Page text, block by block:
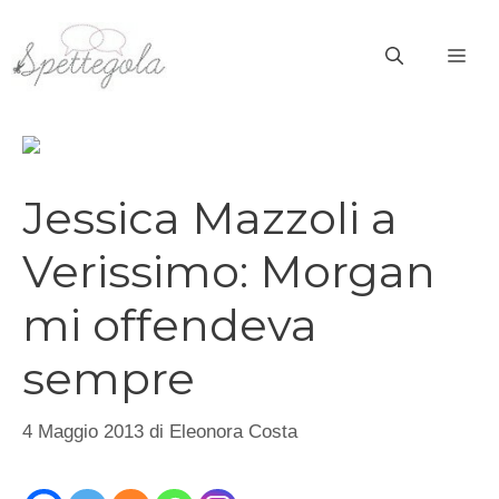
contenuto
Jessica Mazzoli a
Verissimo: Morgan
mi offendeva
sempre
4 Maggio 2013 di Eleonora Costa